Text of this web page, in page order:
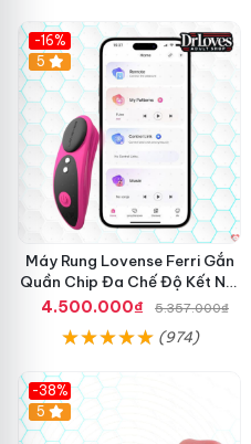
-16%
Hot
5
Máy Rung Lovense Ferri Gắn
Quần Chip Đa Chế Độ Kết Nối
App
4.500.000₫ 5.357.000₫
(974)
-38%
5